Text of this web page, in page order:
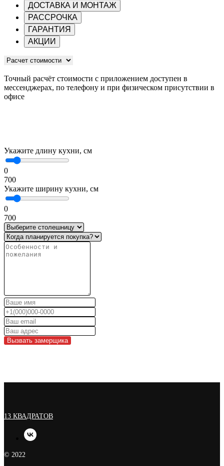
ДОСТАВКА И МОНТАЖ
РАССРОЧКА
ГАРАНТИЯ
АКЦИИ
Точный расчёт стоимости с приложением доступен в
мессенджерах, по телефону и при физическом присутствии в
офисе
Укажите длину кухни, см
0
700
Укажите ширину кухни, см
0
700
Вызвать замерщика
13 КВАДРАТОВ
© 2022